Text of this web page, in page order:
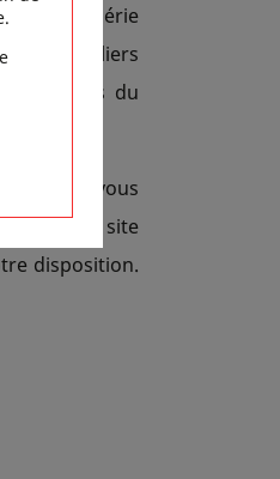
vache égérie
des ateliers
produits du
monde vous
sur le site
disposition.